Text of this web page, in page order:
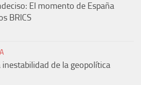
El momento de España
BRICS
inestabilidad de la geopolítica